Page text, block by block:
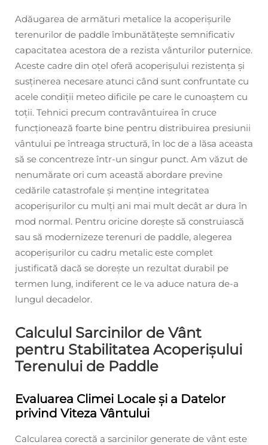
Adăugarea de armături metalice la acoperișurile
terenurilor de paddle îmbunătățește semnificativ
capacitatea acestora de a rezista vânturilor puternice.
Aceste cadre din oțel oferă acoperișului rezistența și
susținerea necesare atunci când sunt confruntate cu
acele condiții meteo dificile pe care le cunoaștem cu
toții. Tehnici precum contravântuirea în cruce
funcționează foarte bine pentru distribuirea presiunii
vântului pe întreaga structură, în loc de a lăsa aceasta
să se concentreze într-un singur punct. Am văzut de
nenumărate ori cum această abordare previne
cedările catastrofale și menține integritatea
acoperișurilor cu mulți ani mai mult decât ar dura în
mod normal. Pentru oricine dorește să construiască
sau să modernizeze terenuri de paddle, alegerea
acoperișurilor cu cadru metalic este complet
justificată dacă se dorește un rezultat durabil pe
termen lung, indiferent ce le va aduce natura de-a
lungul decadelor.
Calculul Sarcinilor de Vânt
pentru Stabilitatea Acoperișului
Terenului de Paddle
Evaluarea Climei Locale și a Datelor
privind Viteza Vântului
Calcularea corectă a sarcinilor generate de vânt este